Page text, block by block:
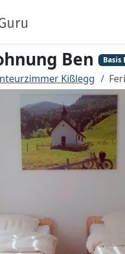
Ben Basis
Kißlegg